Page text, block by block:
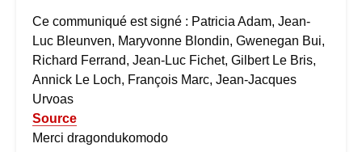
Ce communiqué est signé : Patricia Adam, Jean-
Luc Bleunven, Maryvonne Blondin, Gwenegan Bui,
Richard Ferrand, Jean-Luc Fichet, Gilbert Le Bris,
Annick Le Loch, François Marc, Jean-Jacques
Urvoas
Source
Merci dragondukomodo